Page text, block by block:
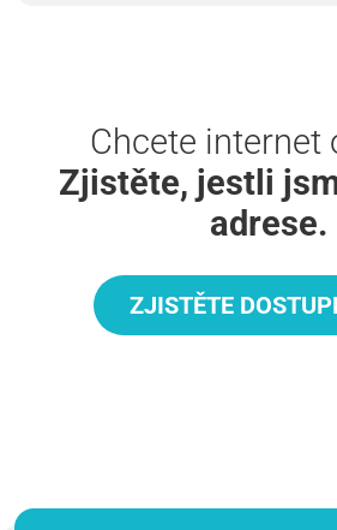
Chcete internet
Zjistěte, jestli
adrese.
ZJISTĚTE